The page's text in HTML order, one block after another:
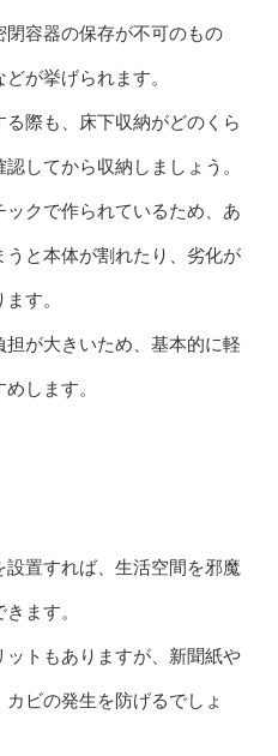
容器の保存が不可のもの
が挙げられます。
際も、床下収納がどのくら
してから収納しましょう。
クで作られているため、あ
うと本体が割れたり、劣化が
す。
が大きいため、基本的に軽
します。
置すれば、生活空間を邪魔
ます。
トもありますが、新聞紙や
ビの発生を防げるでしょ